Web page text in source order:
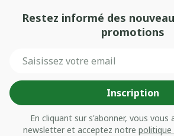
Restez informé des
promotions
Inscription
En cliquant sur s'abonner, vous vous
newsletter et acceptez notre politique